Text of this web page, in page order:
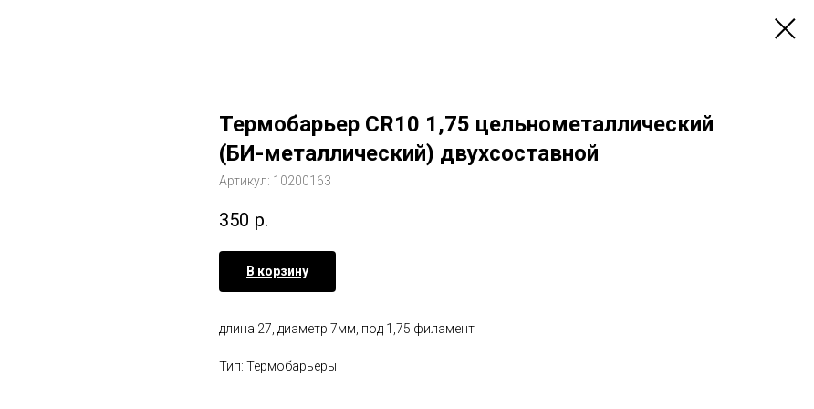
Термобарьер CR10 1,75 цельнометаллический
(БИ-металлический) двухсоставной
Артикул: 10200163
350 р.
В корзину
длина 27, диаметр 7мм, под 1,75 филамент
Тип: Термобарьеры